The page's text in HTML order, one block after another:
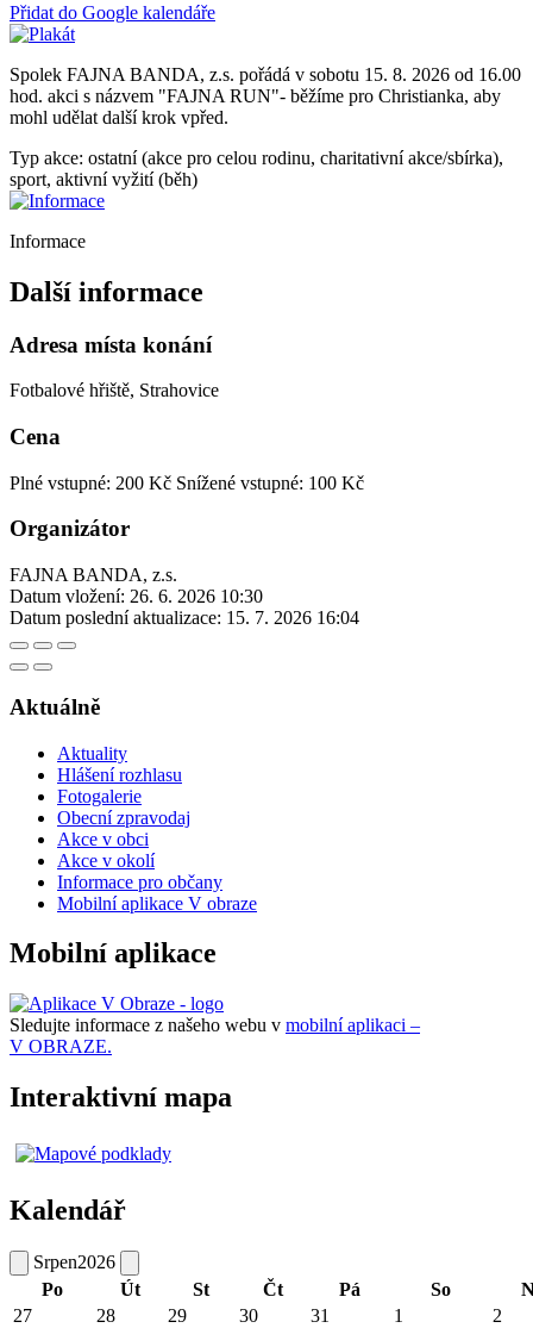
Přidat do Google kalendáře
Spolek FAJNA BANDA, z.s. pořádá v sobotu 15. 8. 2026 od 16.00
hod. akci s názvem "FAJNA RUN"- běžíme pro Christianka, aby
mohl udělat další krok vpřed.
Typ akce: ostatní (akce pro celou rodinu, charitativní akce/sbírka),
sport, aktivní vyžití (běh)
Informace
Další informace
Adresa místa konání
Fotbalové hřiště, Strahovice
Cena
Plné vstupné: 200 Kč Snížené vstupné: 100 Kč
Organizátor
FAJNA BANDA, z.s.
Datum vložení: 26. 6. 2026 10:30
Datum poslední aktualizace: 15. 7. 2026 16:04
Aktuálně
Aktuality
Hlášení rozhlasu
Fotogalerie
Obecní zpravodaj
Akce v obci
Akce v okolí
Informace pro občany
Mobilní aplikace V obraze
Mobilní aplikace
Sledujte informace z našeho webu v mobilní aplikaci –
V OBRAZE.
Interaktivní mapa
Kalendář
Srpen2026
Po
Út St Čt Pá So
27
28 29 30 31 1 2